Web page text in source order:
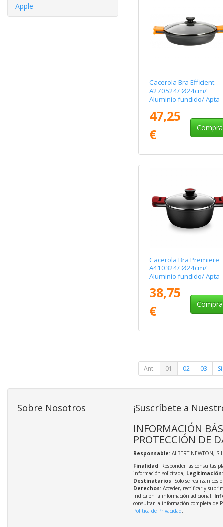
Apple
Cacerola Bra Efficient
A270524/ Ø24cm/
Aluminio fundido/ Apta
47,25
€
Cacerola Bra Premiere
A410324/ Ø24cm/
Aluminio fundido/ Apta
38,75
€
Ant. 01 02 03
Sobre Nosotros ¡Suscríbete a
INFORMACIÓN
PROTECCIÓN DE
Responsable: ALBERT NEWTON,
Finalidad: Responder las consultas
información solicitada; Legitimación
Destinatarios: Solo se realizan
Derechos: Acceder, rectificar y
indica en la información adicional;
consultar la información completa de
Política de Privacidad.